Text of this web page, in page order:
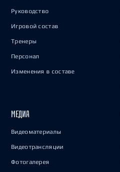
Руководство
Игровой состав
Тренеры
Персонал
Изменения в составе
МЕДИА
Видеоматериалы
Видеотрансляции
Фотогалерея